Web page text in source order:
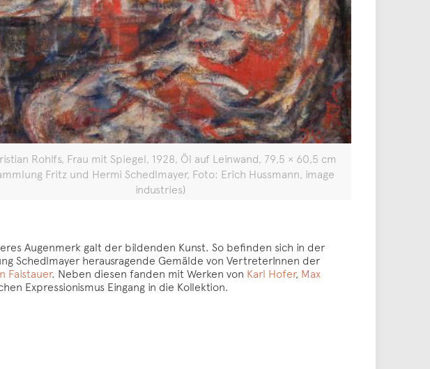
Rohlfs, Frau mit Spiegel, 1928, Öl auf Leinwand, 79,5 × 60,5 cm
Fritz und Hermi Schedlmayer, Foto: Erich Hussmann, image
industries)
Augenmerk galt der bildenden Kunst. So befinden sich in der
Schedlmayer herausragende Gemälde von VertreterInnen der
Faistauer. Neben diesen fanden mit Werken von Karl Hofer, Max
Expressionismus Eingang in die Kollektion.